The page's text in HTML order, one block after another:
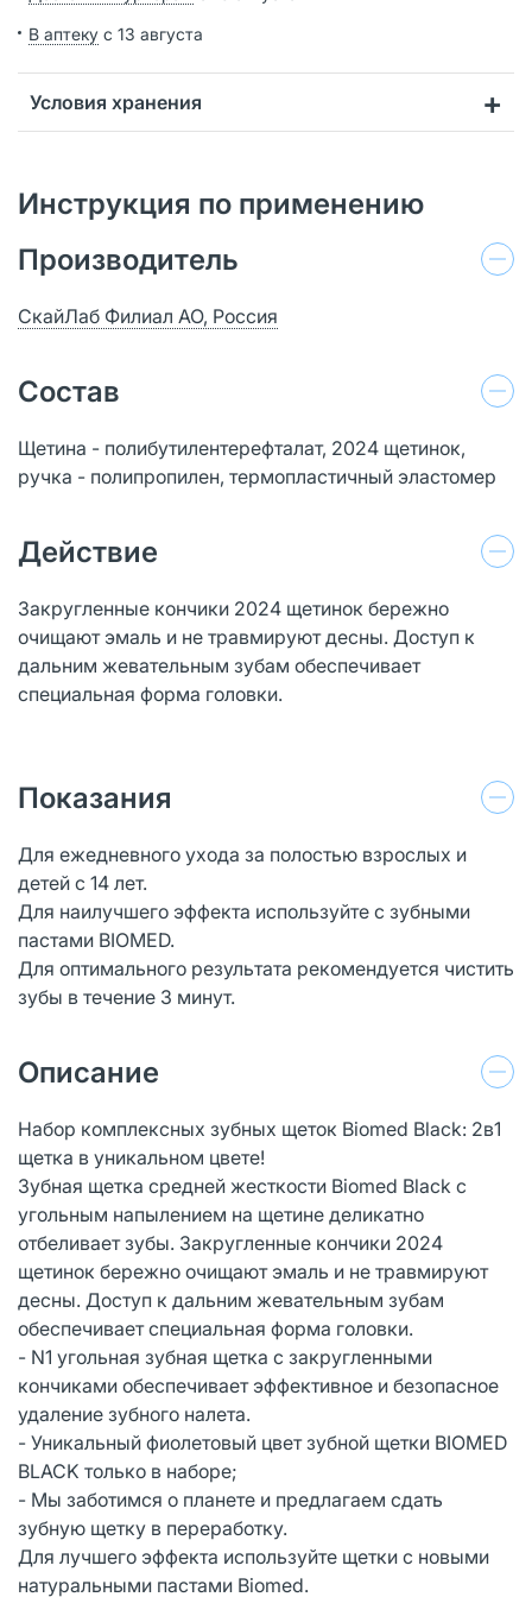
В аптеку с 13 августа
Условия хранения
Инструкция по применению
Производитель
СкайЛаб Филиал АО, Россия
Состав
Щетина - полибутилентерефталат, 2024 щетинок,
ручка - полипропилен, термопластичный эластомер
Действие
Закругленные кончики 2024 щетинок бережно
очищают эмаль и не травмируют десны. Доступ к
дальним жевательным зубам обеспечивает
специальная форма головки.
Показания
Для ежедневного ухода за полостью взрослых и
детей с 14 лет.
Для наилучшего эффекта используйте с зубными
пастами BIOMED.
Для оптимального результата рекомендуется чистить
зубы в течение 3 минут.
Описание
Набор комплексных зубных щеток Biomed Black: 2в1
щетка в уникальном цвете!
Зубная щетка средней жесткости Biomed Black с
угольным напылением на щетине деликатно
отбеливает зубы. Закругленные кончики 2024
щетинок бережно очищают эмаль и не травмируют
десны. Доступ к дальним жевательным зубам
обеспечивает специальная форма головки.
- N1 угольная зубная щетка с закругленными
кончиками обеспечивает эффективное и безопасное
удаление зубного налета.
- Уникальный фиолетовый цвет зубной щетки BIOMED
BLACK только в наборе;
- Мы заботимся о планете и предлагаем сдать
зубную щетку в переработку.
Для лучшего эффекта используйте щетки с новыми
натуральными пастами Biomed.